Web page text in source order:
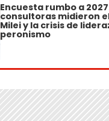
Encuesta rumbo a
consultoras midieron
Milei y la crisis de
peronismo